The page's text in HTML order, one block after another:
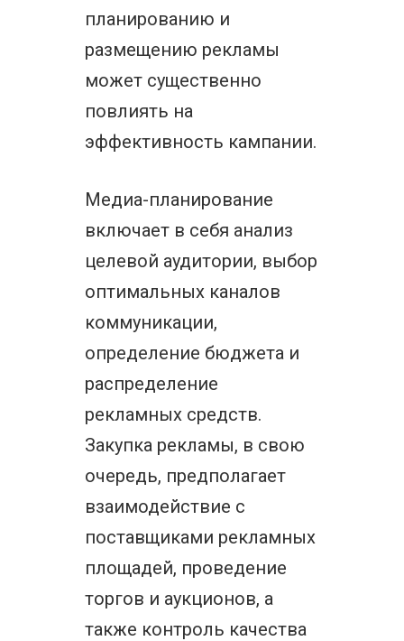
планированию и
размещению рекламы
может существенно
повлиять на
эффективность кампании.
Медиа-планирование
включает в себя анализ
целевой аудитории, выбор
оптимальных каналов
коммуникации,
определение бюджета и
распределение
рекламных средств.
Закупка рекламы, в свою
очередь, предполагает
взаимодействие с
поставщиками рекламных
площадей, проведение
торгов и аукционов, а
также контроль качества